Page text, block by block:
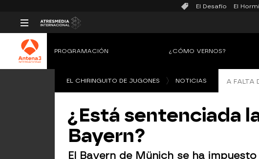
El Desafío El
PROGRAMACIÓN ¿CÓMO VERNOS?
EL CHIRINGUITO DE JUGONES NOTICIAS A FALTA
¿Está sentenciada
Bayern?
El Bayern de Münich se ha